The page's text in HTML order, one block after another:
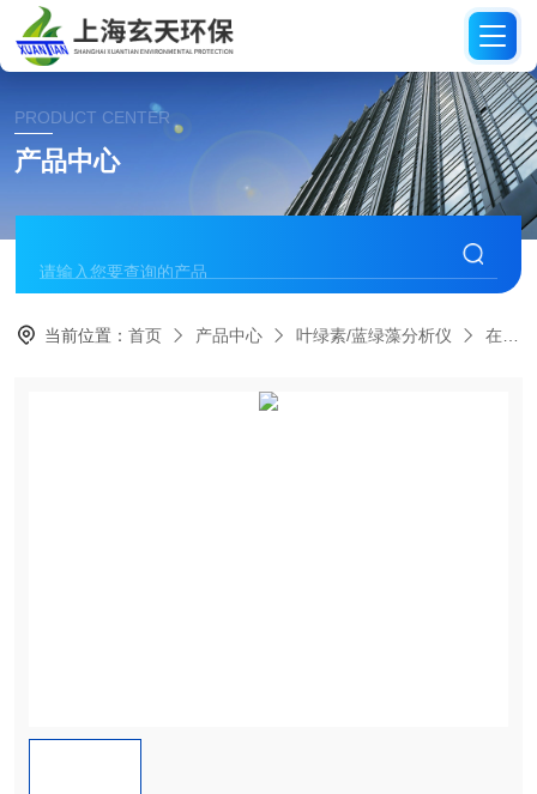
PRODUCT CENTER
产品中心
当前位置：首页 产品中心 叶绿素/蓝绿藻分析仪 在线蓝绿藻分析仪